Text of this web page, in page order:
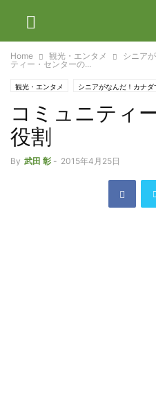
Home 観光・エンタメ シニア
ティー・センターの...
観光・エンタメ シニアがなんだ！カナダ
コミュニティ
役割
By 武田 彰 - 2015年4月25日